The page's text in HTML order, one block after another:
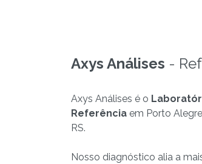
Axys Análises -
Axys Análises é o
Referência em Porto
RS.
Nosso diagnóstico alia a